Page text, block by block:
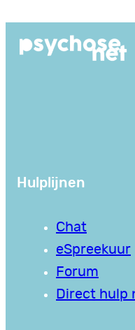
naar
Hulplijnen
Chat
eSpreekuur
Forum
Direct hulp